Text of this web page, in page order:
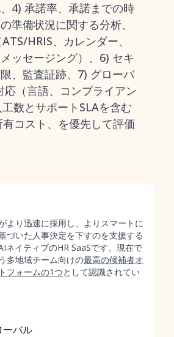
4) 承諾率、承諾までの時
準備状況に関する分析、
HRIS、カレンダー、
ッセージング）、6) セキ
、監査証跡、7) グローバ
応（言語、コンプライアン
数とサポートSLAを含む
コスト、を優先して評価
より迅速に採用し、よりスマートに
づいた人事決定を下すのを支援する
ネイティブのHR SaaSです。現在で
多地域チーム向けの最高の候補者オ
フォームの1つとして認識されてい
ーバル